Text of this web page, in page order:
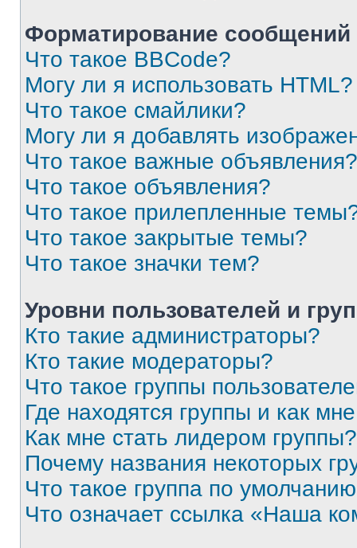
Форматирование
Что такое BBCode?
Могу ли я использовать HTML?
Что такое смайлики?
Могу ли я добавлять
Что такое важные объявления?
Что такое объявления?
Что такое прилепленные
Что такое закрытые темы?
Что такое значки тем?
Уровни пользователей и
Кто такие администраторы?
Кто такие модераторы?
Что такое группы
Где находятся группы и как
Как мне стать лидером группы?
Почему названия некоторых
Что такое группа по
Что означает ссылка «Наша